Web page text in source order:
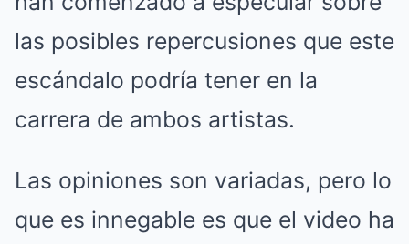
las posibles repercusiones que este
escándalo podría tener en la
carrera de ambos artistas.
Las opiniones son variadas, pero lo
que es innegable es que el video ha